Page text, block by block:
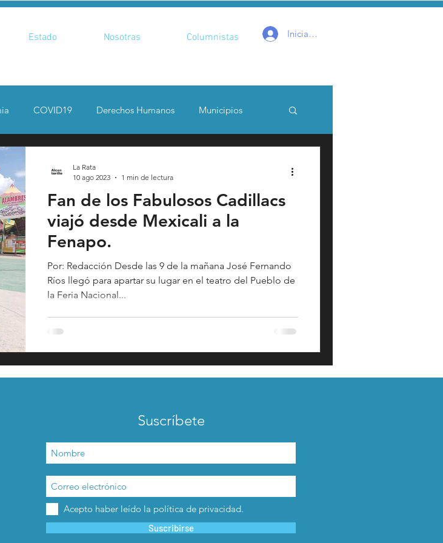
Estado Nosotras Columnistas Iniciar sesión
COVID19 Derechos Humanos Municipios
Fusión Juega como niña Catarsis Estado
Salud
Fan de los Fabulosos Cadillacs
viajó desde Mexicali a la
Fenapo.
Por: Redacción Desde las 9 de la mañana José Fernando
Ríos llegó para apartar su lugar en el teatro del Pueblo de
la Feria Nacional...
La Rata
10 ago 2023
1 min de lectura
Suscríbete
Acepto haber leído la política de privacidad.
Suscribirse